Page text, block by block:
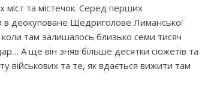
та містечок. Серед перших
в деокуповане Щедриголове Лиманської
там залишалось близько семи тисяч
А ще він зняв більше десятки сюжетів та
військових та те, як вдається вижити там